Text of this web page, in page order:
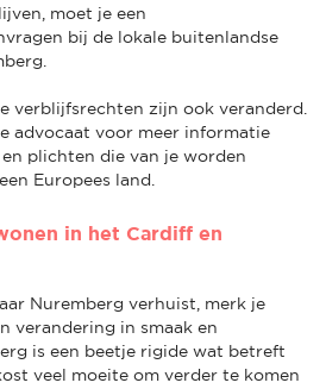
moet je een
bij de lokale buitenlandse
verblijfsrechten zijn ook veranderd.
advocaat voor meer informatie
plichten die van je worden
Europees land.
in het Cardiff en
Nuremberg verhuist, merk je
verandering in smaak en
is een beetje rigide wat betreft
veel moeite om verder te komen